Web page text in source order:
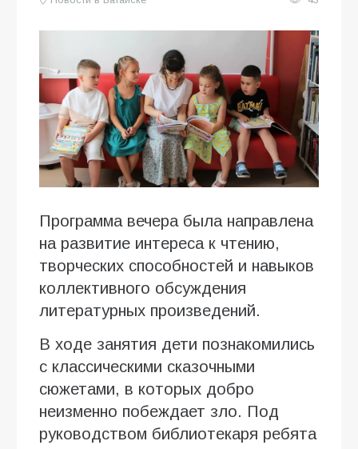
Программа вечера была направлена
на развитие интереса к чтению,
творческих способностей и навыков
коллективного обсуждения
литературных произведений.
В ходе занятия дети познакомились
с классическими сказочными
сюжетами, в которых добро
неизменно побеждает зло. Под
руководством библиотекаря ребята